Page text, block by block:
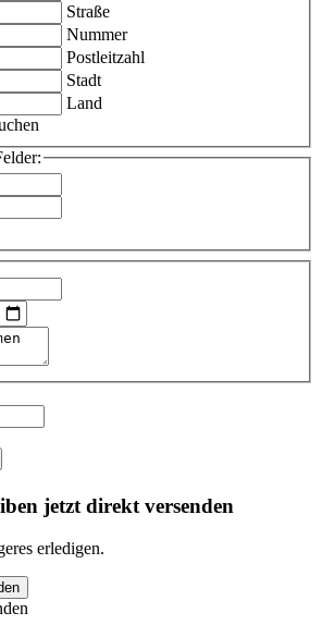
Straße
Nummer
Postleitzahl
Stadt
Land
jetzt direkt versenden
erledigen.